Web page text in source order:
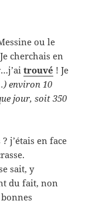
ou le
cherchais en
trouvé ! Je
environ 10
jour, soit 350
j’étais en face
sait, y
du fait, non